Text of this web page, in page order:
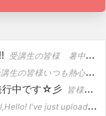
受講生の皆様 暑中お見舞い申し上げます。先ほど、YouTubeに、私のオリジナル英語ポッドキャスト、更新しました！Thank you so much for listening!Overcomin...
熱心なご受講をありがとうございます。このたび、夏休みを8/5～8/9までいただくことになりました。レッスンのご予約の際、ご注意いただきますよう、よろしくお願いいたします。皆さんも...
行中です☆彡 皆様いつも熱心なご受講をありがとうございます。先ほど、夏休みにお使いいただける特別クーポンを発行しました！期間中に、お使いいただけますと幸いです。どうぞよろしくお願いいたします。 ========...
my latest English Podcast on YouTube.Thank you for listening as ...